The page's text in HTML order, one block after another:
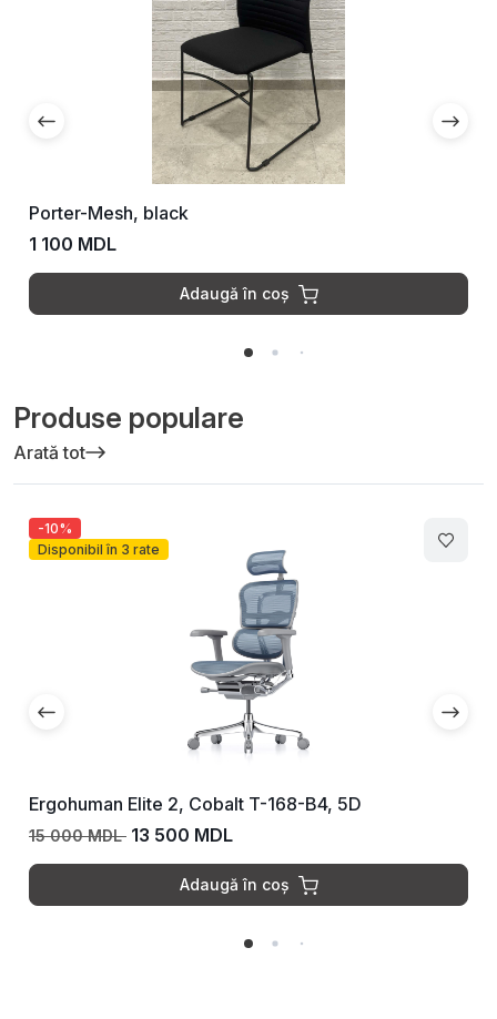
Porter-Mesh, black
1 100 MDL
Adaugă în coș
Produse populare
Arată tot
-10%
Disponibil în 3 rate
Ergohuman Elite 2, Cobalt T-168-B4, 5D
15 000 MDL 13 500 MDL
Adaugă în coș